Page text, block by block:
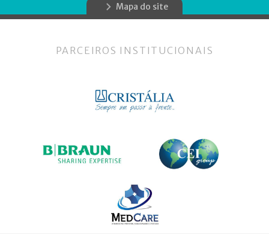
Mapa do site
PARCEIROS INSTITUCIONAIS